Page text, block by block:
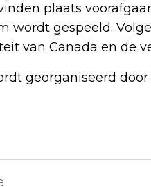
plaats
wordt gespeeld.
van Canada en de
georganiseerd
NAAR PLAY-OFFS
ONDANKS ZEGE